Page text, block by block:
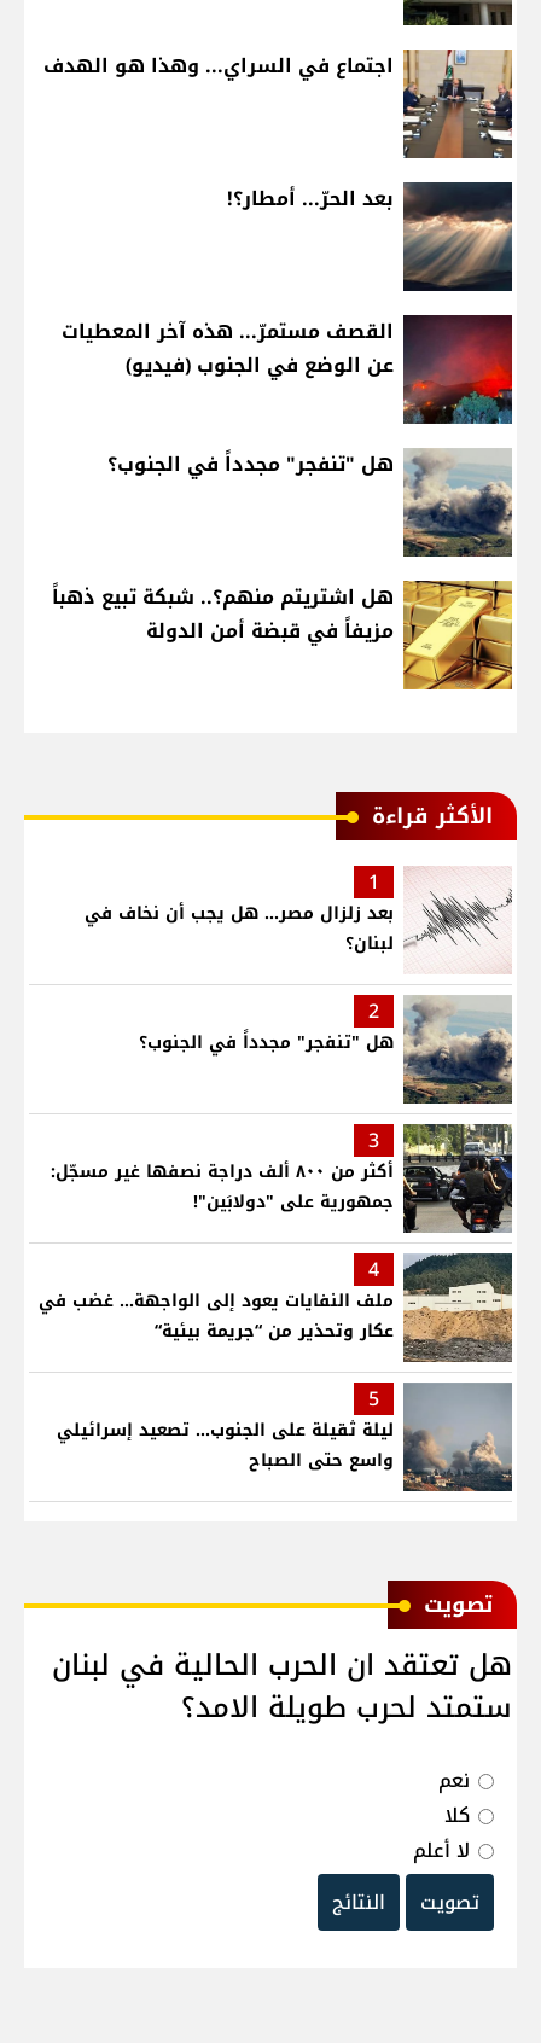
اجتماع في السراي... وهذا هو الهدف
بعد الحرّ... أمطار؟!
القصف مستمرّ... هذه آخر المعطيات
عن الوضع في الجنوب (فيديو)
هل "تنفجر" مجدداً في الجنوب؟
هل اشتريتم منهم؟.. شبكة تبيع ذهباً
مزيفاً في قبضة أمن الدولة
الأكثر قراءة
1
بعد زلزال مصر... هل يجب أن نخاف في
لبنان؟
2
هل "تنفجر" مجدداً في الجنوب؟
3
أكثر من ٨٠٠ ألف دراجة نصفها غير مسجّل:
جمهورية على "دولابَين"!
4
ملف النفايات يعود إلى الواجهة… غضب في
عكار وتحذير من “جريمة بيئية“
5
ليلة ثقيلة على الجنوب... تصعيد إسرائيلي
واسع حتى الصباح
ﺗﺼﻮﻳﺖ
هل تعتقد ان الحرب الحالية في لبنان
ستمتد لحرب طويلة الامد؟
نعم
كلا
لا أعلم
تصويت
النتائج